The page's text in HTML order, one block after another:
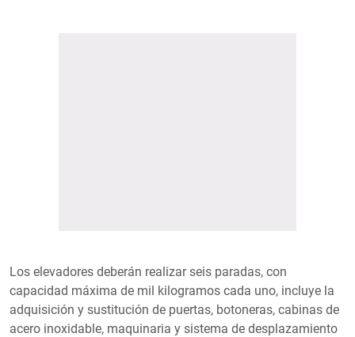
Los elevadores deberán realizar seis paradas, con
capacidad máxima de mil kilogramos cada uno, incluye la
adquisición y sustitución de puertas, botoneras, cabinas de
acero inoxidable, maquinaria y sistema de desplazamiento